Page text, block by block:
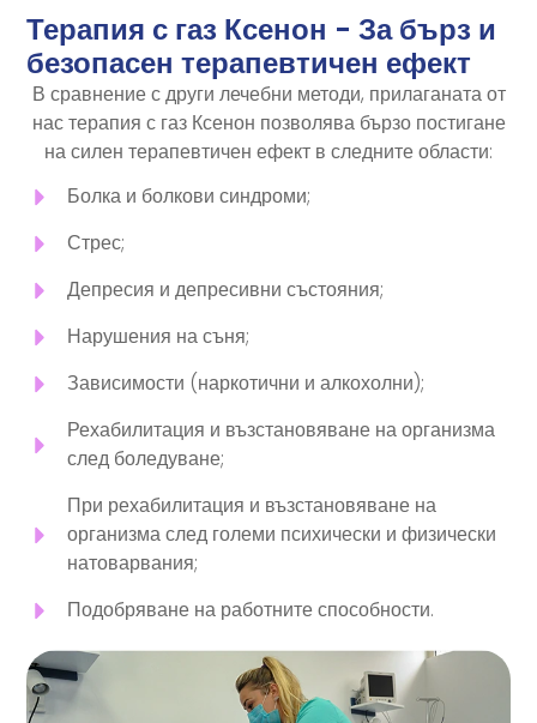
Терапия с газ Ксенон - За бърз и
безопасен терапевтичен ефект
В сравнение с други лечебни методи, прилаганата от
нас терапия с газ Ксенон позволява бързо постигане
на силен терапевтичен ефект в следните области:
Болка и болкови синдроми;
Стрес;
Депресия и депресивни състояния;
Нарушения на съня;
Зависимости (наркотични и алкохолни);
Рехабилитация и възстановяване на организма
след боледуване;
При рехабилитация и възстановяване на
организма след големи психически и физически
натоварвания;
Подобряване на работните способности.